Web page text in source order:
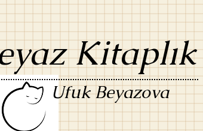
Kitaplık
Ufuk Beyazova